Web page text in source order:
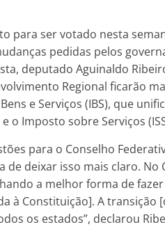
para ser votado nesta
pedidas pelos
deputado Aguinaldo
Regional ficarão
e Serviços (IBS), que
e o Imposto sobre Serviços
para o Conselho
de deixar isso mais claro.
a melhor forma de
à Constituição]. A transição
os estados”, declarou